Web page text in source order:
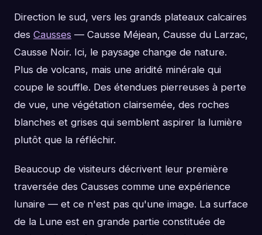
Direction le sud, vers les grands plateaux calcaires
des Causses — Causse Méjean, Causse du Larzac,
Causse Noir. Ici, le paysage change de nature.
Plus de volcans, mais une aridité minérale qui
coupe le souffle. Des étendues pierreuses à perte
de vue, une végétation clairsemée, des roches
blanches et grises qui semblent aspirer la lumière
plutôt que la réfléchir.
Beaucoup de visiteurs décrivent leur première
traversée des Causses comme une expérience
lunaire — et ce n'est pas qu'une image. La surface
de la Lune est en grande partie constituée de